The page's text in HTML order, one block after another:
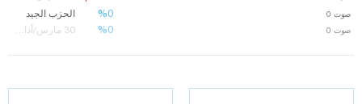
الحزب الجيد %0 0 صوت %0
%0 0 صوت %0